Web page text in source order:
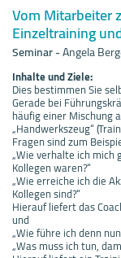
Vom Mitarbeiter
Einzeltraining
Seminar-Angela
Inhalte und Ziele:
Dies bestimmen Sie
Gerade bei
häufig einer Mischung
„Handwerkszeug“
Fragen sind zum
„Wie verhalte ich
Kollegen waren?“
„Wie erreiche ich die
Kollegen sind?“
Hierauf liefert das
und
„Wie führe ich denn
„Was muss ich tun,